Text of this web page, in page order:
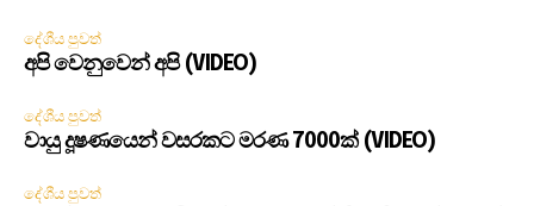
දේශීය පුවත්
අපි වෙනුවෙන් අපි (VIDEO)
දේශීය පුවත්
වායු දූෂණයෙන් වසරකට මරණ 7000ක් (VIDEO)
දේශීය පුවත්